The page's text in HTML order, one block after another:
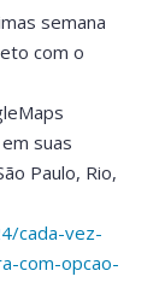
semana
com o
suas
Paulo, Rio,
cada-vez-
com-opcao-